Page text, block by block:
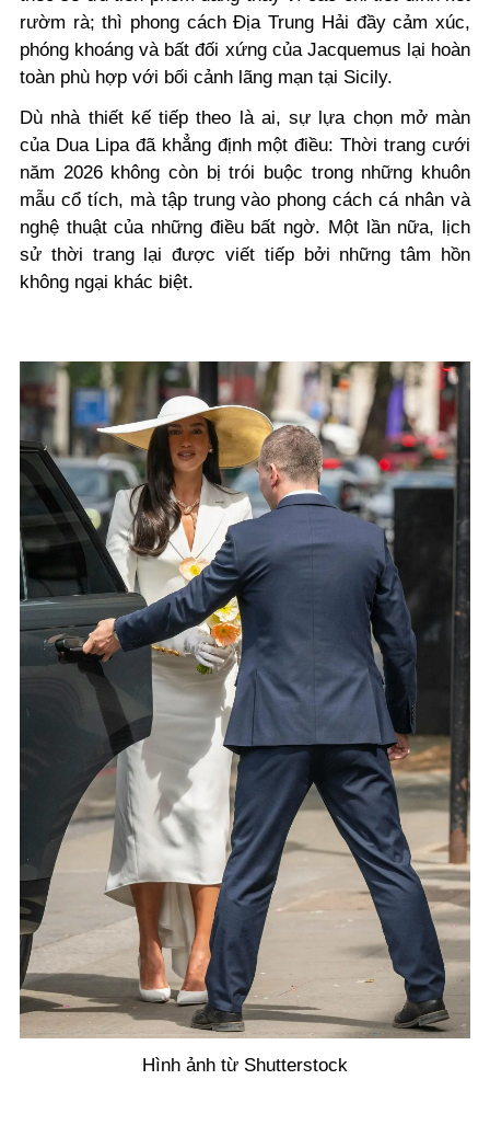
rườm rà; thì phong cách Địa Trung Hải đầy cảm xúc,
phóng khoáng và bất đối xứng của Jacquemus lại hoàn
toàn phù hợp với bối cảnh lãng mạn tại Sicily.
Dù nhà thiết kế tiếp theo là ai, sự lựa chọn mở màn
của Dua Lipa đã khẳng định một điều: Thời trang cưới
năm 2026 không còn bị trói buộc trong những khuôn
mẫu cổ tích, mà tập trung vào phong cách cá nhân và
nghệ thuật của những điều bất ngờ. Một lần nữa, lịch
sử thời trang lại được viết tiếp bởi những tâm hồn
không ngại khác biệt.
Hình ảnh từ Shutterstock